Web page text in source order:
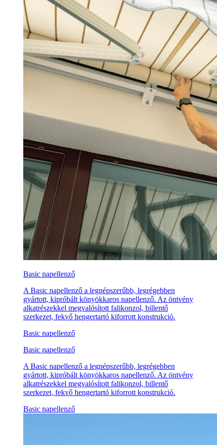
Basic napellenző
A Basic napellenző a legnépszerűbb, legrégebben
gyártott, kipróbált könyökkaros napellenző. Az öntvény
alkatrészekkel megvalósított falikonzol, billentő
szerkezet, fekvő hengertartó kiforrott konstrukció.
Basic napellenző
Basic napellenző
A Basic napellenző a legnépszerűbb, legrégebben
gyártott, kipróbált könyökkaros napellenző. Az öntvény
alkatrészekkel megvalósított falikonzol, billentő
szerkezet, fekvő hengertartó kiforrott konstrukció.
Basic napellenző